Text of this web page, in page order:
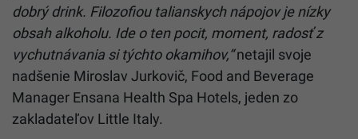
dobrý drink. Filozofiou talianskych nápojov je nízky
obsah alkoholu. Ide o ten pocit, moment, radosť z
vychutnávania si týchto okamihov,“netajil svoje
nadšenie Miroslav Jurkovič, Food and Beverage
Manager Ensana Health Spa Hotels, jeden zo
zakladateľov Little Italy.